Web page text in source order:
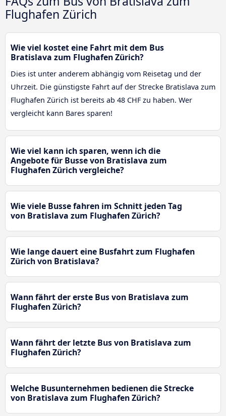
Flughafen Zürich
Wie viel kostet eine Fahrt mit dem Bus
Bratislava zum Flughafen Zürich?
Dies ist unter anderem abhängig vom Reisetag und der
Uhrzeit. Die günstigste Fahrt auf der Strecke Bratislava zum
Flughafen Zürich ist bereits ab 48 CHF zu haben. Wer
vergleicht kann Bares sparen!
Wie viel kann ich sparen, wenn ich die
Angebote für Busse von Bratislava zum
Flughafen Zürich vergleiche?
Wie viele Busse fahren im Schnitt jeden Tag
von Bratislava zum Flughafen Zürich?
Wie lange dauert eine Busfahrt zum Flughafen
Zürich von Bratislava?
Wann fährt der erste Bus von Bratislava zum
Flughafen Zürich?
Wann fährt der letzte Bus von Bratislava zum
Flughafen Zürich?
Welche Busunternehmen bedienen die Strecke
von Bratislava zum Flughafen Zürich?